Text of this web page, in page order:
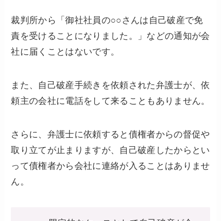
裁判所から「御社社員の○○さんは自己破産で免
責を受けることになりました。」などの通知が会
社に届くことはないです。
また、自己破産手続きを依頼された弁護士が、依
頼主の会社に電話をして来ることもありません。
さらに、弁護士に依頼すると債権者からの督促や
取り立てが止まりますが、自己破産したからとい
って債権者から会社に連絡が入ることはありませ
ん。